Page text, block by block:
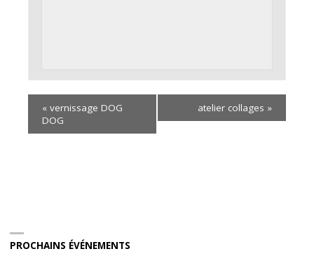
« vernissage DOG
DOG
atelier collages »
PROCHAINS ÉVÉNEMENTS